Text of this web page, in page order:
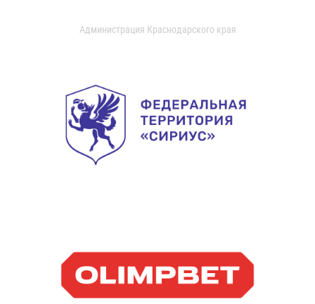
Администрация Краснодарского края